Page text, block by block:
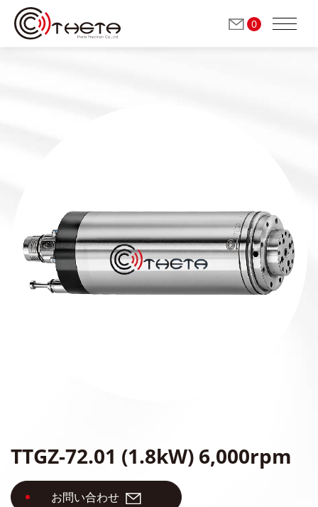
0
TTGZ-72.01 (1.8kW) 6,000rpm
お問い合わせ
研磨/研削加工 スピンドル
(手動工具交換)
ドレススピンドル
(手動工具交換)
繁體中文 English